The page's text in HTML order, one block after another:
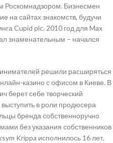
Роскомнадзором. Бизнесмен
на сайтах знакомств, будучи
Cupid plc. 2010 год для Max
знаменательным – начался
решили расширяться
казино с офисом в Киеве. В
берет себе творческий
в роли продюсера
бренда собственноручно
без указания собственников
Krippa исполнилось 16 лет,